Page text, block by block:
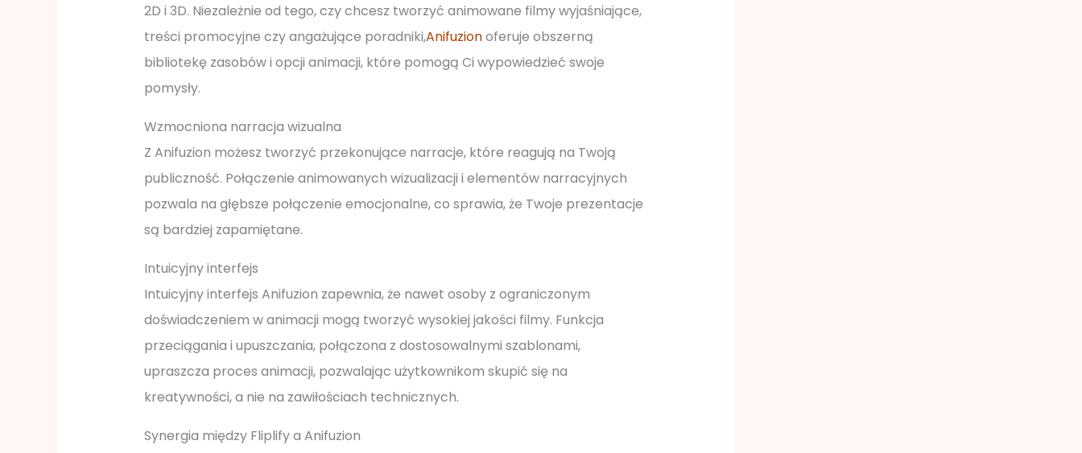
2D i 3D. Niezależnie od tego, czy chcesz tworzyć animowane filmy wyjaśniające,
treści promocyjne czy angażujące poradniki,Anifuzionoferuje obszerną
bibliotekę zasobów i opcji animacji, które pomogą Ci wypowiedzieć swoje
pomysły.
Wzmocniona narracja wizualna
Z Anifuzion możesz tworzyć przekonujące narracje, które reagują na Twoją
publiczność. Połączenie animowanych wizualizacji i elementów narracyjnych
pozwala na głębsze połączenie emocjonalne, co sprawia, że Twoje prezentacje
są bardziej zapamiętane.
Intuicyjny interfejs
Intuicyjny interfejs Anifuzion zapewnia, że nawet osoby z ograniczonym
doświadczeniem w animacji mogą tworzyć wysokiej jakości filmy. Funkcja
przeciągania i upuszczania, połączona z dostosowalnymi szablonami,
upraszcza proces animacji, pozwalając użytkownikom skupić się na
kreatywności, a nie na zawiłościach technicznych.
Synergia między Fliplify a Anifuzion